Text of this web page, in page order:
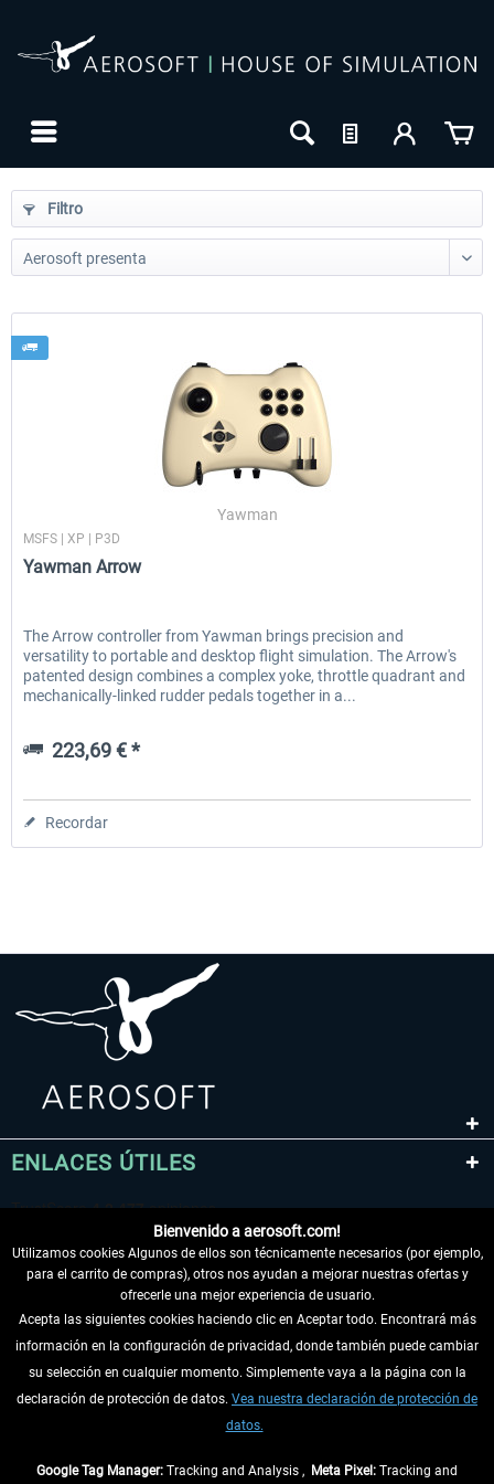
0,00 € * 36,29 € *
Filtro
Yawman
MSFS | XP | P3D
Yawman Arrow
The Arrow controller from Yawman brings precision and
versatility to portable and desktop flight simulation. The Arrow's
patented design combines a complex yoke, throttle quadrant and
mechanically-linked rudder pedals together in a...
223,69 € *
Recordar
ENLACES ÚTILES
DESISTIR DEL CONTRATO
INFORMACIÓN
Bienvenido a aerosoft.com!
Utilizamos cookies Algunos de ellos son técnicamente necesarios (por ejemplo,
para el carrito de compras), otros nos ayudan a mejorar nuestras ofertas y
ofrecerle una mejor experiencia de usuario.
Acepta las siguientes cookies haciendo clic en Aceptar todo. Encontrará más
información en la configuración de privacidad, donde también puede cambiar
su selección en cualquier momento. Simplemente vaya a la página con la
declaración de protección de datos. Vea nuestra declaración de protección de
datos.
Google Tag Manager: Tracking and Analysis , Meta Pixel: Tracking and